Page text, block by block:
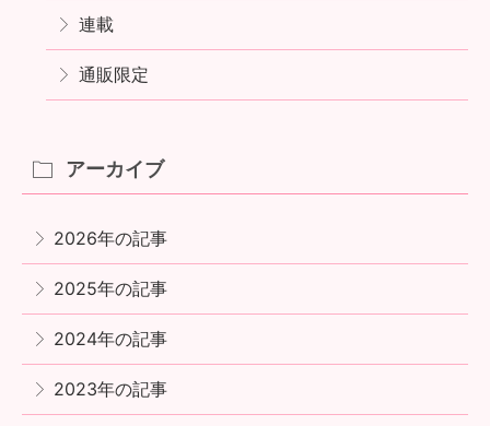
連載
通販限定
アーカイブ
2026年の記事
2025年の記事
2024年の記事
2023年の記事